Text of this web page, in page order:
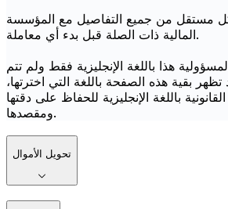
مستقل من جميع التفاصيل مع المؤسسة
المالية ذات الصلة قبل بدء أي معاملة.
هذا باللغة الإنجليزية فقط ولم تتم
بقية هذه الصفحة باللغة التي اخترتها،
باللغة الإنجليزية للحفاظ على دقتها
ومقصدها.
تحويل الأموال